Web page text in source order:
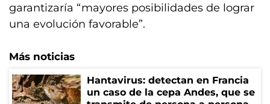
garantizaría “mayores posibilidades de lograr
una evolución favorable”.
Más noticias
Hantavirus: detectan en Francia
un caso de la cepa Andes, que se